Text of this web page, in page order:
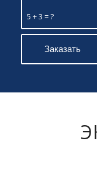
5 + 3 = ?